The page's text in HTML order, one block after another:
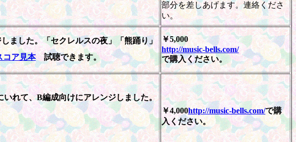
部分を差しあげます。連絡くださ
い。
ました。「セクレルスの夜」「熊踊り」
コア見本試聴できます。
￥5,000
http://music-bells.com/
で購入ください。
れて、B編成向けにアレンジしました。
￥4,000http://music-bells.com/で購
入ください。